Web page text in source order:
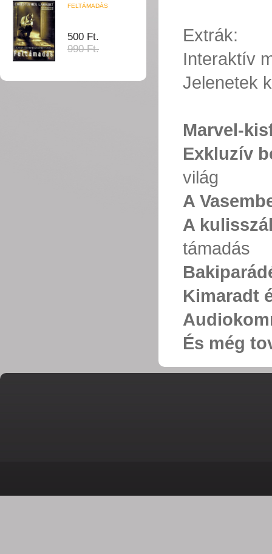
FELTÁMADÁS
500 Ft.
990 Ft.
Extrák:
Interaktív
Jelenetek
Marvel-
Exkluzív
világ
A
A
támadás
Kimaradt
És még